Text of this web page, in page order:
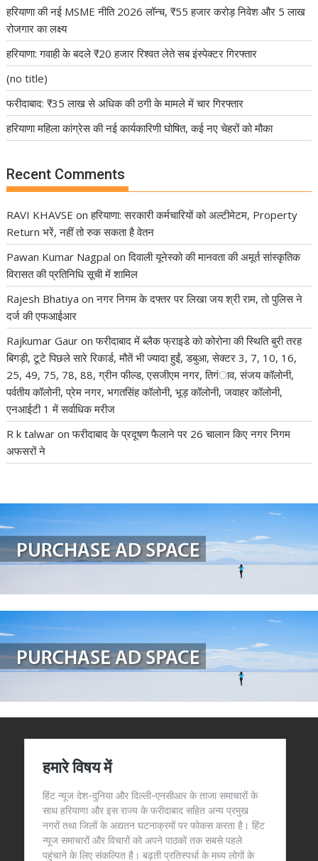
हरियाणा की नई MSME नीति 2026 लॉन्च, ₹55 हजार करोड़ निवेश और 5 लाख
रोजगार का लक्ष्य
हरियाणा: गवाही के बदले ₹20 हजार रिश्वत लेते सब इंस्पेक्टर गिरफ्तार
(no title)
फरीदाबाद: ₹35 लाख से अधिक की ठगी के मामले में चार गिरफ्तार
हरियाणा महिला कांग्रेस की नई कार्यकारिणी घोषित, कई नए चेहरों को मौका
Recent Comments
RAVI KHAVSE onहरियाणा: सरकारी कर्मचारियों को अल्टीमेटम, Property
Return भरें, नहीं तो रुक सकता है वेतन
Pawan Kumar Nagpal onदिवाली यूनेस्को की मानवता की अमूर्त सांस्कृतिक
विरासत की प्रतिनिधि सूची में शामिल
Rajesh Bhatiya onनगर निगम के दफ्तर पर लिखा जय श्री राम, तो पुलिस ने
दर्ज की एफआईआर
Rajkumar Gaur onफरीदाबाद में ब्लैक फ्राइडे को कोरोना की स्थिति बुरी तरह
बिगड़ी, टूटे पिछले सारे रिकार्ड, मौतें भी ज्यादा हुईं, डबुआ, सेक्टर 3, 7, 10, 16,
25, 49, 75, 78, 88, ग्रीन फील्ड, एसजीएम नगर, तिगंाव, संजय कॉलोनी,
पर्वतीय कॉलोनी, प्रेम नगर, भगतसिंह कॉलोनी, भूड़ कॉलोनी, जवाहर कॉलोनी,
एनआईटी 1 में सर्वाधिक मरीज
R k talwar onफरीदाबाद के प्रदूषण फैलाने पर 26 चालान किए नगर निगम
अफसरों ने